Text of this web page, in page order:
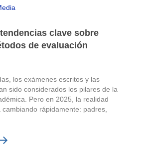
clave sobre
de evaluación
los exámenes escritos y las
sido considerados los pilares de la
Pero en 2025, la realidad
rápidamente: padres,